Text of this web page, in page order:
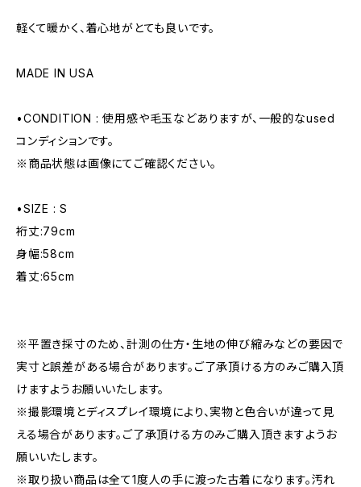
軽くて暖かく、着心地がとても良いです。
MADE IN USA
•CONDITION : 使用感や毛玉などありますが、一般的なused
コンディションです。
※商品状態は画像にてご確認ください。
•SIZE : S
裄丈:79cm
身幅:58cm
着丈:65cm
※平置き採寸のため、計測の仕方・生地の伸び縮みなどの要因で
実寸と誤差がある場合があります。ご了承頂ける方のみご購入頂
けますようお願いいたします。
※撮影環境とディスプレイ環境により、実物と色合いが違って見
える場合があります。ご了承頂ける方のみご購入頂きますようお
願いいたします。
※取り扱い商品は全て1度人の手に渡った古着になります。汚れ